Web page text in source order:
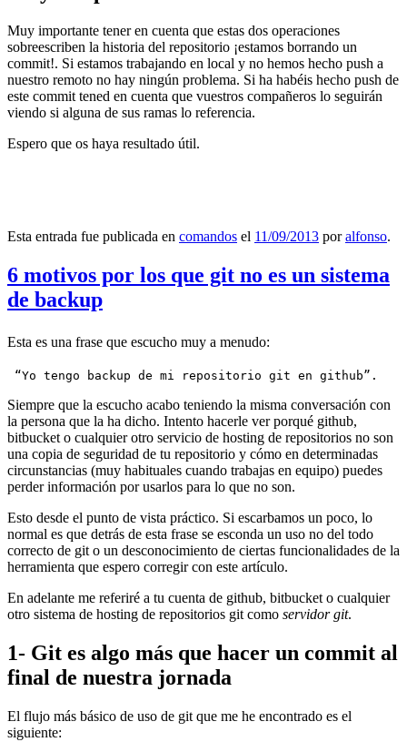
Muy importante tener en cuenta que estas dos operaciones
sobreescriben la historia del repositorio ¡estamos borrando un
commit!. Si estamos trabajando en local y no hemos hecho push a
nuestro remoto no hay ningún problema. Si ha habéis hecho push de
este commit tened en cuenta que vuestros compañeros lo seguirán
viendo si alguna de sus ramas lo referencia.
Espero que os haya resultado útil.
Esta entrada fue publicada en comandos el 11/09/2013 poralfonso.
6 motivos por los que git no es un sistema
de backup
Esta es una frase que escucho muy a menudo:
“Yo tengo backup de mi repositorio git en github”.
Siempre que la escucho acabo teniendo la misma conversación con
la persona que la ha dicho. Intento hacerle ver porqué github,
bitbucket o cualquier otro servicio de hosting de repositorios no son
una copia de seguridad de tu repositorio y cómo en determinadas
circunstancias (muy habituales cuando trabajas en equipo) puedes
perder información por usarlos para lo que no son.
Esto desde el punto de vista práctico. Si escarbamos un poco, lo
normal es que detrás de esta frase se esconda un uso no del todo
correcto de git o un desconocimiento de ciertas funcionalidades de la
herramienta que espero corregir con este artículo.
En adelante me referiré a tu cuenta de github, bitbucket o cualquier
otro sistema de hosting de repositorios git como servidor git.
1- Git es algo más que hacer un commit al
final de nuestra jornada
El flujo más básico de uso de git que me he encontrado es el
siguiente: